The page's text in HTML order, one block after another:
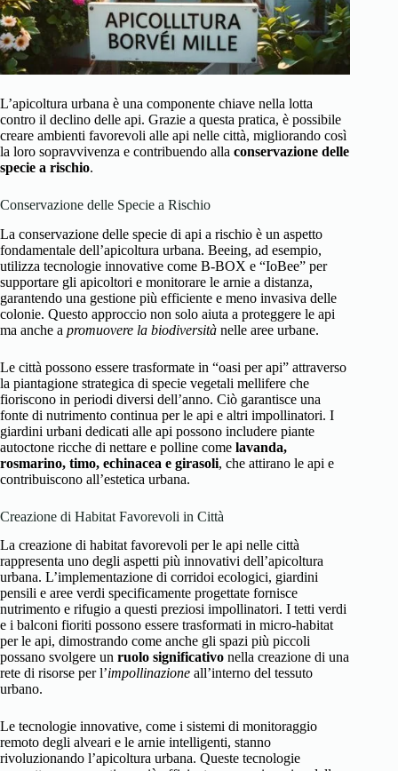
L’apicoltura urbana è una componente chiave nella lotta
contro il declino delle api. Grazie a questa pratica, è possibile
creare ambienti favorevoli alle api nelle città, migliorando così
la loro sopravvivenza e contribuendo alla conservazione delle
specie a rischio.
Conservazione delle Specie a Rischio
La conservazione delle specie di api a rischio è un aspetto
fondamentale dell’apicoltura urbana. Beeing, ad esempio,
utilizza tecnologie innovative come B-BOX e “IoBee” per
supportare gli apicoltori e monitorare le arnie a distanza,
garantendo una gestione più efficiente e meno invasiva delle
colonie. Questo approccio non solo aiuta a proteggere le api
ma anche a promuovere la biodiversità nelle aree urbane.
Le città possono essere trasformate in “oasi per api” attraverso
la piantagione strategica di specie vegetali mellifere che
fioriscono in periodi diversi dell’anno. Ciò garantisce una
fonte di nutrimento continua per le api e altri impollinatori. I
giardini urbani dedicati alle api possono includere piante
autoctone ricche di nettare e polline come lavanda,
rosmarino, timo, echinacea e girasoli, che attirano le api e
contribuiscono all’estetica urbana.
Creazione di Habitat Favorevoli in Città
La creazione di habitat favorevoli per le api nelle città
rappresenta uno degli aspetti più innovativi dell’apicoltura
urbana. L’implementazione di corridoi ecologici, giardini
pensili e aree verdi specificamente progettate fornisce
nutrimento e rifugio a questi preziosi impollinatori. I tetti verdi
e i balconi fioriti possono essere trasformati in micro-habitat
per le api, dimostrando come anche gli spazi più piccoli
possano svolgere un ruolo significativo nella creazione di una
rete di risorse per l’impollinazione all’interno del tessuto
urbano.
Le tecnologie innovative, come i sistemi di monitoraggio
remoto degli alveari e le arnie intelligenti, stanno
rivoluzionando l’apicoltura urbana. Queste tecnologie